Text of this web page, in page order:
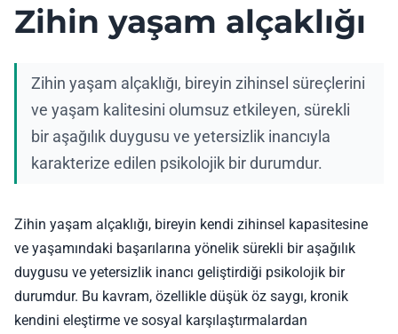
Zihin yaşam alçaklığı
Zihin yaşam alçaklığı, bireyin zihinsel süreçlerini
ve yaşam kalitesini olumsuz etkileyen, sürekli
bir aşağılık duygusu ve yetersizlik inancıyla
karakterize edilen psikolojik bir durumdur.
Zihin yaşam alçaklığı, bireyin kendi zihinsel kapasitesine
ve yaşamındaki başarılarına yönelik sürekli bir aşağılık
duygusu ve yetersizlik inancı geliştirdiği psikolojik bir
durumdur. Bu kavram, özellikle düşük öz saygı, kronik
kendini eleştirme ve sosyal karşılaştırmalardan